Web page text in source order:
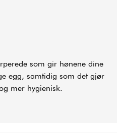
som gir hønene dine
egg, samtidig som det gjør
mer hygienisk.